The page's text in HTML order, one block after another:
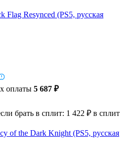
Flag Resynced (PS5, русская
оплаты 5 687 ₽
брать в сплит: 1 422 ₽ в сплит
of the Dark Knight (PS5, русская